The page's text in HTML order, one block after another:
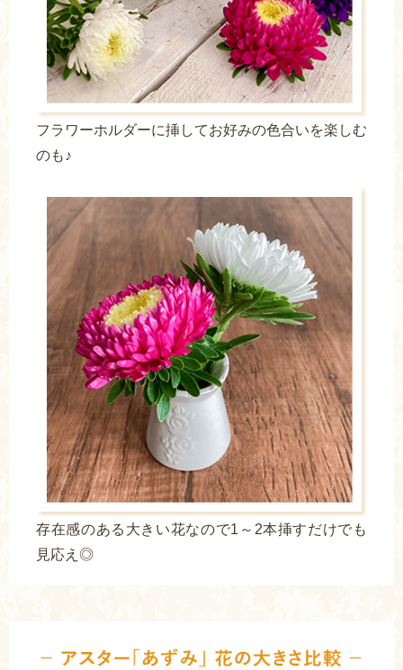
フラワーホルダーに挿してお好みの色合いを楽しむ
のも♪
存在感のある大きい花なので1～2本挿すだけでも
見応え◎